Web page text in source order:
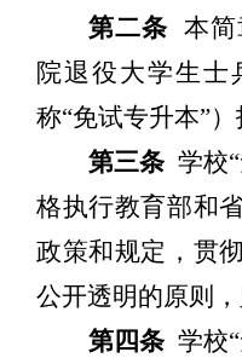
第二条 本简
院退役大学生士
称“免试专升本”）
第三条 学校“
格执行教育部和
政策和规定，贯
公开透明的原则
第四条 学校“